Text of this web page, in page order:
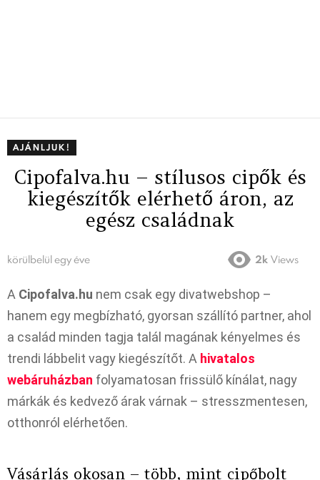
AJÁNLJUK!
Cipofalva.hu – stílusos cipők és
kiegészítők elérhető áron, az
egész családnak
körülbelül egy éve 2k Views
A Cipofalva.hu nem csak egy divatwebshop –
hanem egy megbízható, gyorsan szállító partner, ahol
a család minden tagja talál magának kényelmes és
trendi lábbelit vagy kiegészítőt. A hivatalos
webáruházban folyamatosan frissülő kínálat, nagy
márkák és kedvező árak várnak – stresszmentesen,
otthonról elérhetően.
Vásárlás okosan – több, mint cipőbolt